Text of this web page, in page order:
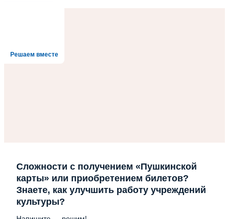
Решаем вместе
Сложности с получением «Пушкинской
карты» или приобретением билетов?
Знаете, как улучшить работу учреждений
культуры?